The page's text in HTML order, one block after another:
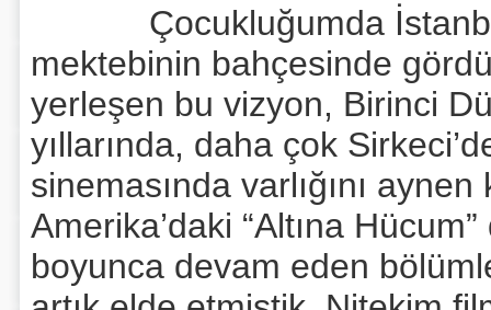
Çocukluğumda
mektebinin bahçesinde
yerleşen bu vizyon, Birinci
yıllarında, daha çok
sinemasında varlığını
Amerika’daki “Altına
boyunca devam eden